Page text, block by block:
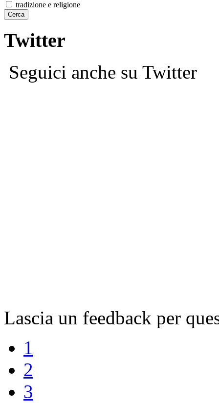
tradizione e religione
Twitter
Seguici anche su Twitter
Lascia un feedback per
1
2
3